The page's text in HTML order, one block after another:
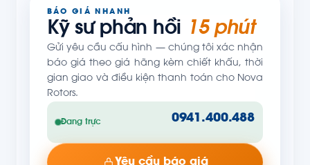
BÁO GIÁ NHANH
Kỹ sư phản hồi 15 phút
Gửi yêu cầu cấu hình — chúng tôi xác nhận
báo giá theo giá hãng kèm chiết khấu, thời
gian giao và điều kiện thanh toán cho Nova
Rotors.
Đang trực 0941.400.488
Yêu cầu báo giá